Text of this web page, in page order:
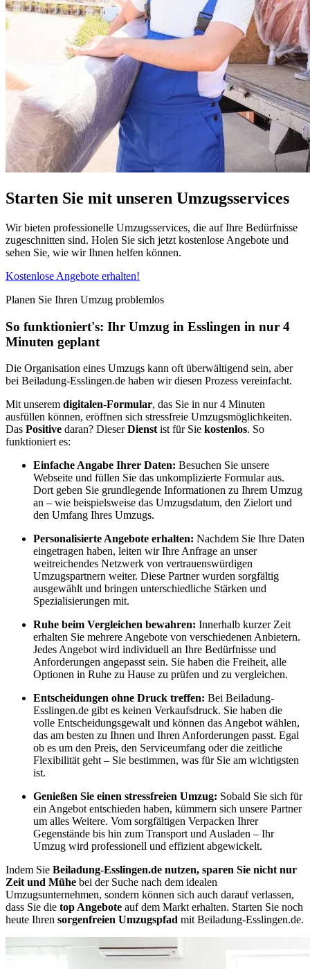
Starten Sie mit unseren Umzugsservices
Wir bieten professionelle Umzugsservices, die auf Ihre Bedürfnisse
zugeschnitten sind. Holen Sie sich jetzt kostenlose Angebote und
sehen Sie, wie wir Ihnen helfen können.
Kostenlose Angebote erhalten!
Planen Sie Ihren Umzug problemlos
So funktioniert's: Ihr Umzug in Esslingen in nur 4
Minuten geplant
Die Organisation eines Umzugs kann oft überwältigend sein, aber
bei Beiladung-Esslingen.de haben wir diesen Prozess vereinfacht.
Mit unserem digitalen-Formular, das Sie in nur 4 Minuten
ausfüllen können, eröffnen sich stressfreie Umzugsmöglichkeiten.
Das Positive daran? DieserDienst ist für Sie kostenlos. So
funktioniert es:
Einfache Angabe Ihrer Daten: Besuchen Sie unsere
Webseite und füllen Sie das unkomplizierte Formular aus.
Dort geben Sie grundlegende Informationen zu Ihrem Umzug
an – wie beispielsweise das Umzugsdatum, den Zielort und
den Umfang Ihres Umzugs.
Personalisierte Angebote erhalten: Nachdem Sie Ihre Daten
eingetragen haben, leiten wir Ihre Anfrage an unser
weitreichendes Netzwerk von vertrauenswürdigen
Umzugspartnern weiter. Diese Partner wurden sorgfältig
ausgewählt und bringen unterschiedliche Stärken und
Spezialisierungen mit.
Ruhe beim Vergleichen bewahren: Innerhalb kurzer Zeit
erhalten Sie mehrere Angebote von verschiedenen Anbietern.
Jedes Angebot wird individuell an Ihre Bedürfnisse und
Anforderungen angepasst sein. Sie haben die Freiheit, alle
Optionen in Ruhe zu Hause zu prüfen und zu vergleichen.
Entscheidungen ohne Druck treffen: Bei Beiladung-
Esslingen.de gibt es keinen Verkaufsdruck. Sie haben die
volle Entscheidungsgewalt und können das Angebot wählen,
das am besten zu Ihnen und Ihren Anforderungen passt. Egal
ob es um den Preis, den Serviceumfang oder die zeitliche
Flexibilität geht – Sie bestimmen, was für Sie am wichtigsten
ist.
Genießen Sie einen stressfreien Umzug: Sobald Sie sich für
ein Angebot entschieden haben, kümmern sich unsere Partner
um alles Weitere. Vom sorgfältigen Verpacken Ihrer
Gegenstände bis hin zum Transport und Ausladen – Ihr
Umzug wird professionell und effizient abgewickelt.
Indem Sie Beiladung-Esslingen.de nutzen, sparen Sie nicht nur
Zeit und Mühe bei der Suche nach dem idealen
Umzugsunternehmen, sondern können sich auch darauf verlassen,
dass Sie die top Angebote auf dem Markt erhalten. Starten Sie noch
heute Ihren sorgenfreien Umzugspfad mit Beiladung-Esslingen.de.